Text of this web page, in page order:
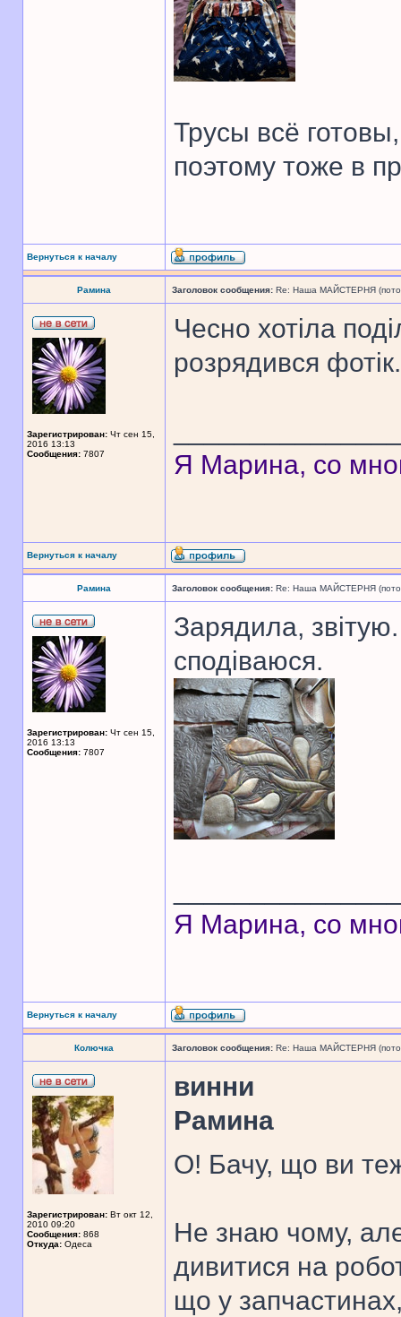
Трусы всё
поэтому тоже в
Вернуться к началу
Рамина Заголовок сообщения: Re: Наша МАЙСТЕРНЯ
Зарегистрирован: Чт сен 15,
2016 13:13
Сообщения: 7807
Чесно хотіла
розрядився фотік.
Я Марина, со
Вернуться к началу
Рамина Заголовок сообщения: Re: Наша МАЙСТЕРНЯ
Зарегистрирован: Чт сен 15,
2016 13:13
Сообщения: 7807
Зарядила,
сподіваюся.
Я Марина, со
Вернуться к началу
Колючка Заголовок сообщения: Re: Наша МАЙСТЕРНЯ
Зарегистрирован: Вт окт 12,
2010 09:20
Сообщения: 868
Откуда: Одеса
винни
Рамина
О! Бачу, що ви
Не знаю чому,
дивитися на
що у